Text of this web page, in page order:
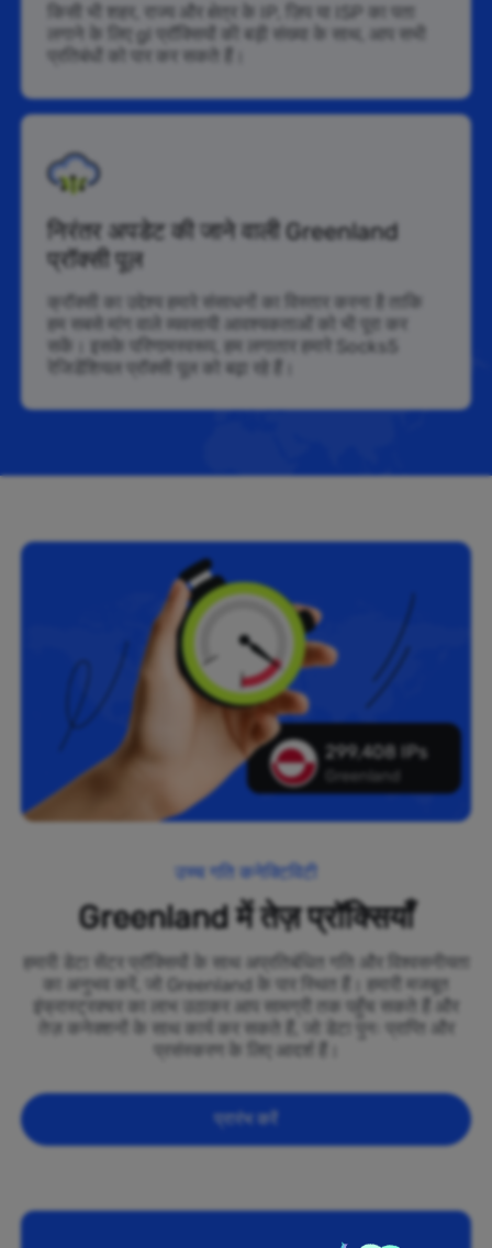
किसी भी शहर, राज्य और क्षेत्र के IP, ज़िप या ISP का पता
लगाने के लिए gl प्रॉक्सियों की बड़ी संख्या के साथ, आप सभी
प्रतिबंधों को पार कर सकते हैं।
निरंतर अपडेट की जाने वाली Greenland
प्रॉक्सी पूल
क्रॉक्सी का उद्देश्य हमारे संसाधनों का विस्तार करना है ताकि
हम सबसे मांग वाले व्यवसायी आवश्यकताओं को भी पूरा कर
सकें। इसके परिणामस्वरूप, हम लगातार हमारे Socks5
रेजिडेंशियल प्रॉक्सी पूल को बढ़ा रहे हैं।
299,408 IPs
Greenland
उच्च गति कनेक्टिविटी
Greenland में तेज़ प्रॉक्सियाँ
हमारी डेटा सेंटर प्रॉक्सियों के साथ अप्रतिबंधित गति और विश्वसनीयता
का अनुभव करें, जो Greenland के पार स्थित हैं। हमारी मजबूत
इंफ्रास्ट्रक्चर का लाभ उठाकर आप सामग्री तक पहुँच सकते हैं और
तेज़ कनेक्शनों के साथ कार्य कर सकते हैं, जो डेटा पुनः प्राप्ति और
प्रसंस्करण के लिए आदर्श हैं।
प्रारंभ करें